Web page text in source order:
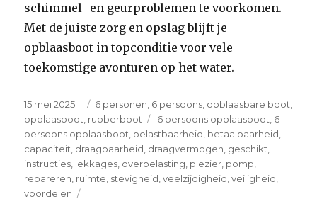
schimmel- en geurproblemen te voorkomen.
Met de juiste zorg en opslag blijft je
opblaasboot in topconditie voor vele
toekomstige avonturen op het water.
Posted
on
15 mei 2025 Categories
6 personen 6 persoons opblaasbare boot
opblaasboot rubberboot Tags
6 persoons opblaasboot 6-
persoons opblaasboot belastbaarheid betaalbaarheid
capaciteit draagbaarheid draagvermogen geschikt
instructies lekkages overbelasting plezier pomp
repareren ruimte stevigheid ,veelzijdigheid ,veiligheid
voordelen